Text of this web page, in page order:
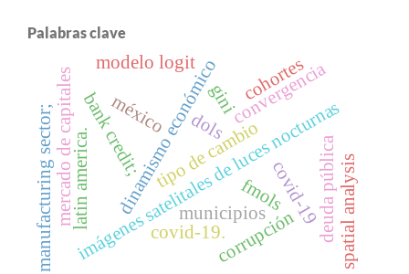
Palabras clave
imágenes satelitales de luces nocturnas
dinamismo económicomunicipios
bank credit;
manufacturing sector;latin america.
corrupción
méxico
covid-19
mercado de capitales tipo de cambio
dols
fmols
convergencia
deuda públicaspatial analysis
gini
modelo logit
covid-19.
cohortes